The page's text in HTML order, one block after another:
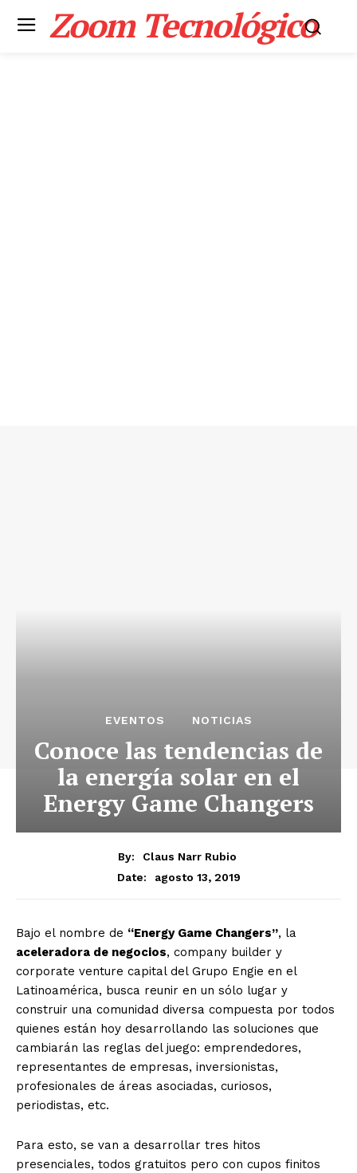
Zoom Tecnológico
EVENTOS NOTICIAS
Conoce las tendencias de
la energía solar en el
Energy Game Changers
By:
Claus Narr Rubio
Date:
agosto 13, 2019
Bajo el nombre de “Energy Game Changers”, la
aceleradora de negocios, company builder y
corporate venture capital del Grupo Engie en el
Latinoamérica, busca reunir en un sólo lugar y
construir una comunidad diversa compuesta por todos
quienes están hoy desarrollando las soluciones que
cambiarán las reglas del juego: emprendedores,
representantes de empresas, inversionistas,
profesionales de áreas asociadas, curiosos,
periodistas, etc.
Para esto, se van a desarrollar tres hitos
presenciales, todos gratuitos pero con cupos finitos